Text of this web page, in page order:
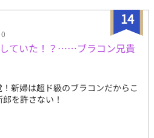
、メインの智輝sideをお楽しみく
novel/178160282/412928038 智
に更新する感じ··かな‎🤔 2作体制
勢いで何始めてんだなんて野暮な
きや気分転換、連載を執筆する合
のすごく不定期かつ亀更新になり
カでお知らせ致します。 匿名での
14
ていた！？……ブラコン兄貴
新婦は超ド級のブラコンだからこ
を許さない！